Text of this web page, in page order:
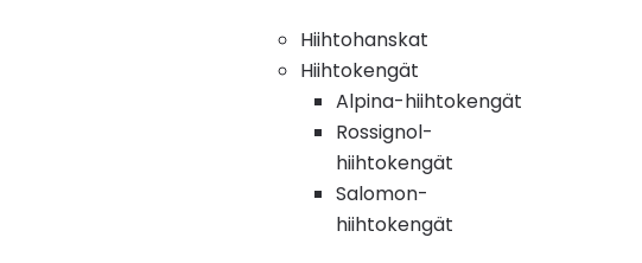
Hiihtohanskat
Hiihtokengät
Alpina-hiihtokengät
Rossignol-
hiihtokengät
Salomon-
hiihtokengät